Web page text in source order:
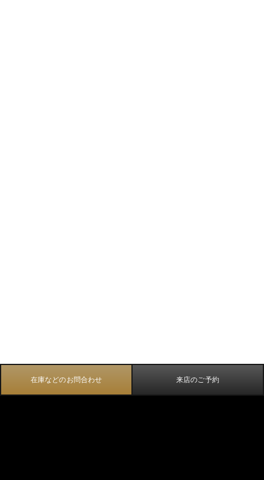
在庫などのお問合わせ 来店のご予約